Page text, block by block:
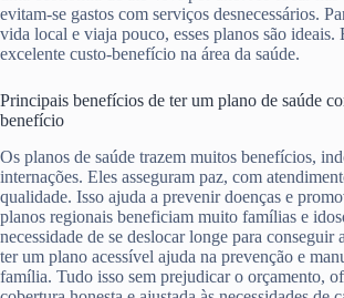
evitam-se gastos com serviços desnecessários.
vida local e viaja pouco, esses planos são ideais.
excelente custo-benefício na área da saúde.
Principais benefícios de ter um plano de saúde
benefício
Os planos de saúde trazem muitos benefícios,
internações. Eles asseguram paz, com
qualidade. Isso ajuda a prevenir doenças e
planos regionais beneficiam muito famílias e
necessidade de se deslocar longe para conseguir
ter um plano acessível ajuda na prevenção e
família. Tudo isso sem prejudicar o orçamento,